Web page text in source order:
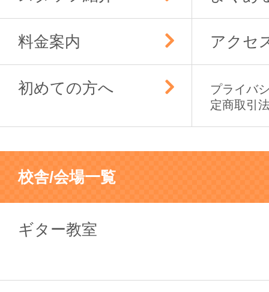
料金案内 アクセ
初めての方へ
プライバ
定商取引
校舎/会場一覧
ギター教室